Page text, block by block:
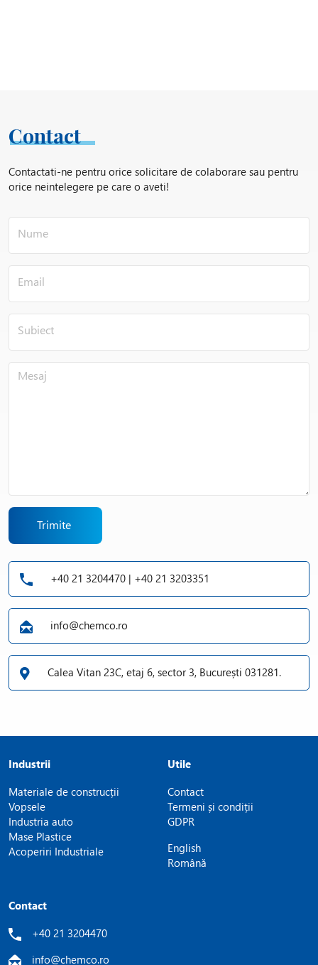
Contact
Contactati-ne pentru orice solicitare de colaborare sau pentru
orice neintelegere pe care o aveti!
Trimite
+40 21 3204470 | +40 21 3203351
info@chemco.ro
Calea Vitan 23C, etaj 6, sector 3, București 031281.
Industrii
Materiale de construcții
Vopsele
Industria auto
Mase Plastice
Acoperiri Industriale
Utile
Contact
Termeni și condiții
GDPR
English
Română
Contact
+40 21 3204470
info@chemco.ro